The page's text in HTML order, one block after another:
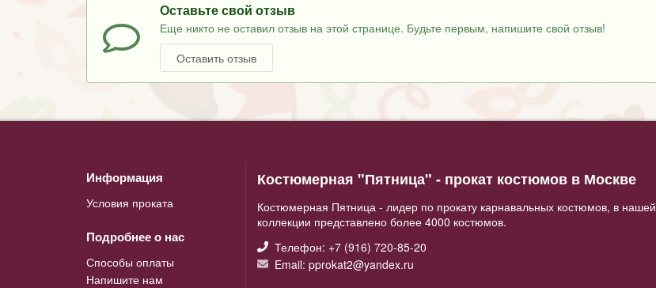
Оставьте свой отзыв
Еще никто не оставил отзыв на этой странице. Будьте первым, напишите свой отзыв!
Оставить отзыв
Информация
Условия проката
Подробнее о нас
Способы оплаты
Напишите нам
Костюмерная "Пятница" - прокат костюмов в Москве
Костюмерная Пятница - лидер по прокату карнавальных костюмов, в нашей
коллекции представлено более 4000 костюмов.
Телефон: +7 (916) 720-85-20
Email: pprokat2@yandex.ru